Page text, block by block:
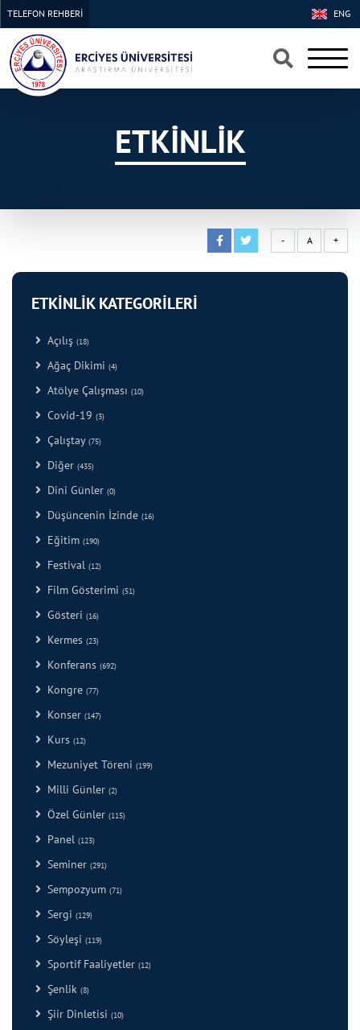
×
×
ENG
TELEFON REHBERİ
ETKİNLİK
- A +
ETKİNLİK KATEGORİLERİ
Açılış (18)
Ağaç Dikimi (4)
Atölye Çalışması (10)
Covid-19 (3)
Çalıştay (75)
Diğer (435)
Dini Günler (0)
Düşüncenin İzinde (16)
Eğitim (190)
Festival (12)
Film Gösterimi (51)
Gösteri (16)
Kermes (23)
Konferans (692)
Kongre (77)
Konser (147)
Kurs (12)
Mezuniyet Töreni (199)
Milli Günler (2)
Özel Günler (115)
Panel (123)
Seminer (291)
Sempozyum (71)
Sergi (129)
Söyleşi (119)
Sportif Faaliyetler (12)
Şenlik (8)
Şiir Dinletisi (10)